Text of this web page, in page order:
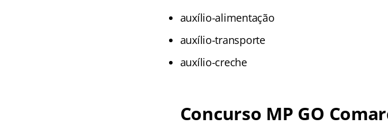
auxílio-alimentação
auxílio-transporte
auxílio-creche
Concurso MP GO